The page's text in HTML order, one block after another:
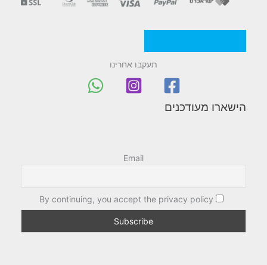
תעקבו אחרינו
הישארו מעודכנים
Email
By continuing, you accept the privacy policy